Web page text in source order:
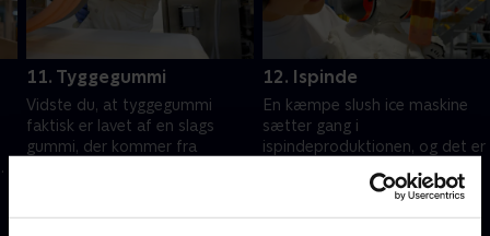
11. Tyggegummi
Vidste du, at tyggegummi
faktisk er lavet af en slags
gummi, der kommer fra
12. Ispinde
En kæmpe slush ice maskine
sætter gang i
ispindeproduktionen, og det er
ydersiden af ¶¶rørene! Godt
19. august 2023 • 5 min